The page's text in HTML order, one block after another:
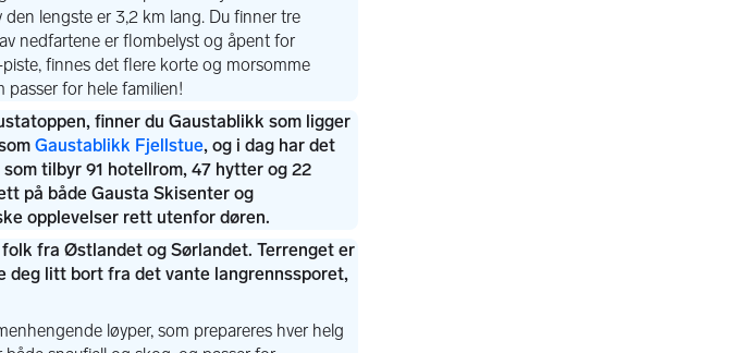
Gaustablikk Fjellstue